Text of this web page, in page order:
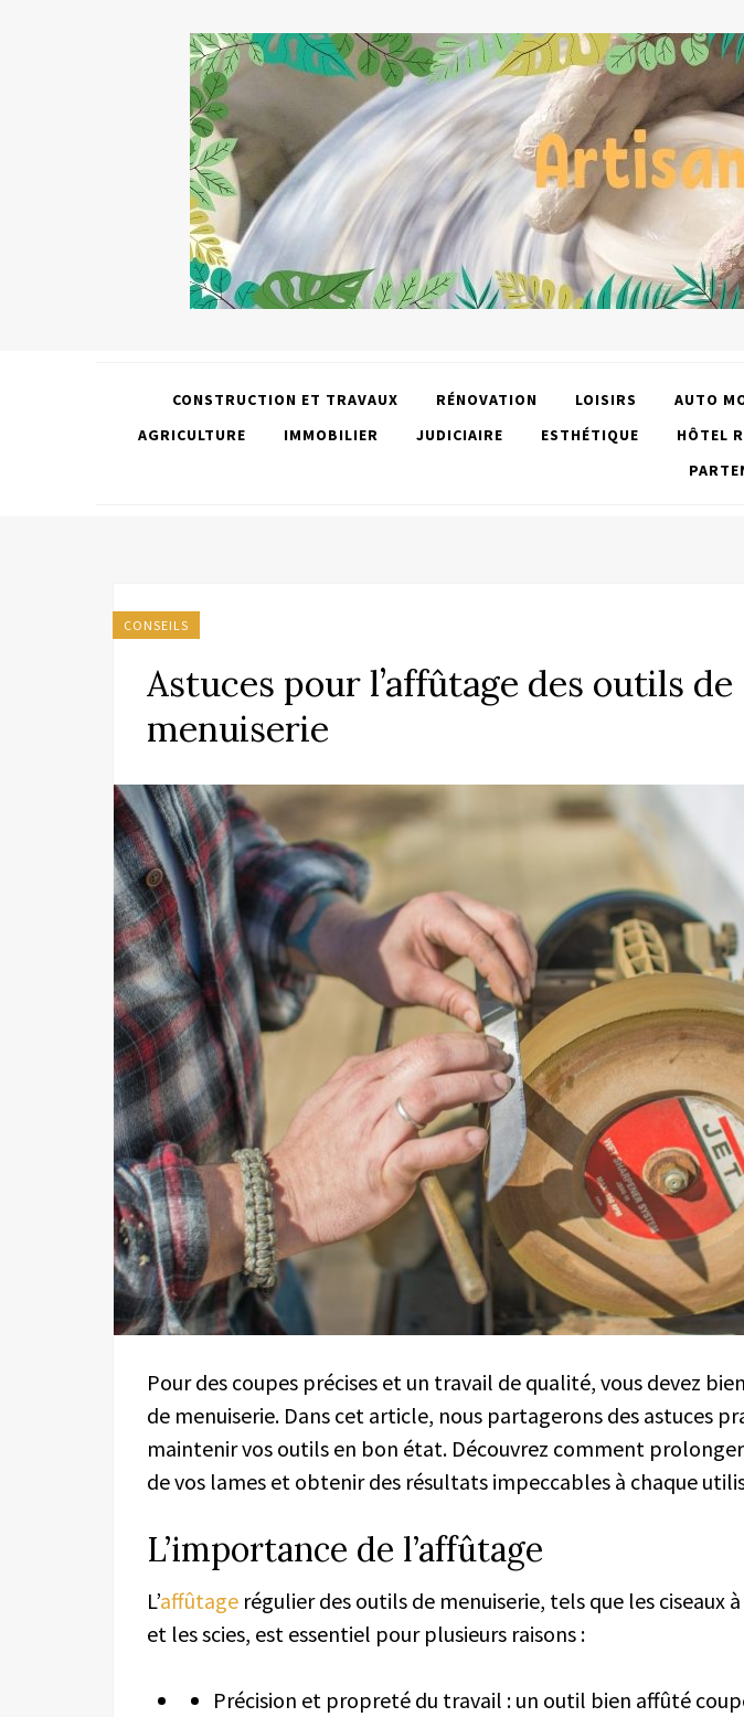
CONSTRUCTION ET TRAVAUX RÉNOVATION LOISIRS AUTO
AGRICULTURE
IMMOBILIER JUDICIAIRE ESTHÉTIQUE HÔTEL
CONSEILS
Astuces pour l’affûtage des outils de
menuiserie
Pour des coupes précises et un travail de qualité, vous devez
de menuiserie. Dans cet article, nous partagerons des astuces
maintenir vos outils en bon état. Découvrez comment
de vos lames et obtenir des résultats impeccables à chaque
L’importance de l’affûtage
L’affûtage régulier des outils de menuiserie, tels que les ciseaux
et les scies, est essentiel pour plusieurs raisons :
Précision et propreté du travail : un outil bien affûté